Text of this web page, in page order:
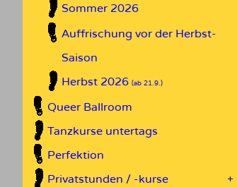
Sommer 2026
Auffrischung vor der Herbst-
Saison
Herbst 2026 (ab 21.9.)
Queer Ballroom
Tanzkurse untertags
Perfektion
Privatstunden / -kurse
+